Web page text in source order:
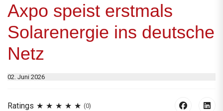
Axpo speist erstmals
Solarenergie ins deutsche
Netz
02. Juni 2026
Ratings (0)